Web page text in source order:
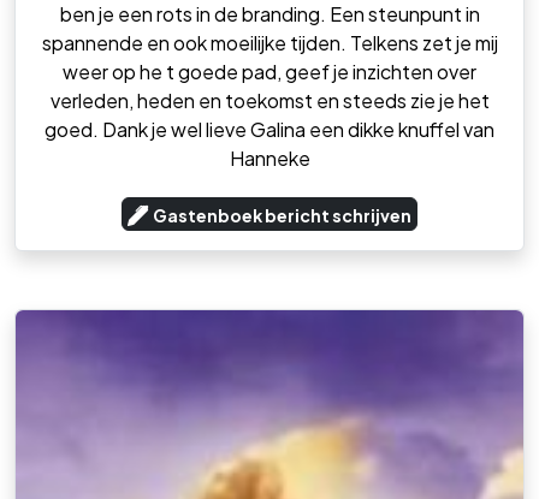
ben je een rots in de branding. Een steunpunt in
spannende en ook moeilijke tijden. Telkens zet je mij
weer op he t goede pad, geef je inzichten over
verleden, heden en toekomst en steeds zie je het
goed. Dank je wel lieve Galina een dikke knuffel van
Hanneke
Gastenboek bericht schrijven